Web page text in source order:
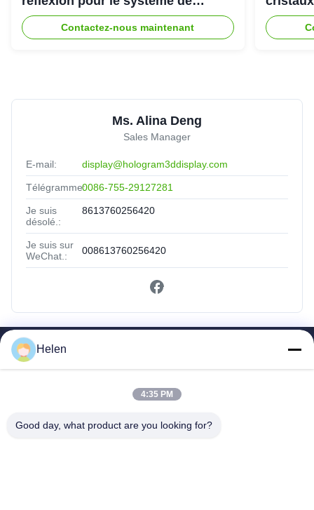
projecteur de l'hologramme 3D
Contactez-nous maintenant
Ms. Alina Deng
Sales Manager
E-mail: display@hologram3ddisplay.com
Télégramme:0086-755-29127281
Je suis
désolé.:
8613760256420
Je suis sur
WeChat.:
008613760256420
Des Produits
Visite D'usine
Helen
4:35 PM
Good day, what product are you looking for?